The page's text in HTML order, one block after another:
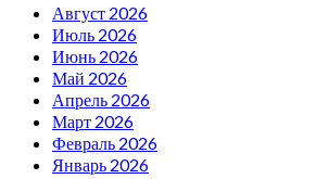
Август 2026
Июль 2026
Июнь 2026
Май 2026
Апрель 2026
Март 2026
Февраль 2026
Январь 2026